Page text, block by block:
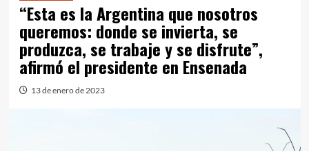
“Esta es la Argentina que nosotros
queremos: donde se invierta, se
produzca, se trabaje y se disfrute”,
afirmó el presidente en Ensenada
13 de enero de 2023